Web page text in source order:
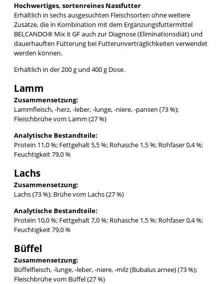
Hochwertiges, sortenreines Nassfutter
Erhältlich in sechs ausgesuchten Fleischsorten ohne weitere
Zusätze, die in Kombination mit dem Ergänzungsfuttermittel
BELCANDO® Mix it GF auch zur Diagnose (Eliminationsdiät) und
dauerhauften Fütterung bei Futterunverträglichkeiten verwendet
werden können.
Erhältlich in der 200 g und 400 g Dose.
Lamm
Zusammensetzung:
Lammfleisch, -herz, -leber, -lunge, -niere, -pansen (73 %);
Fleischbrühe vom Lamm (27 %)
Analytische Bestandteile:
Protein 11,0 %; Fettgehalt 5,5 %; Rohasche 1,5 %; Rohfaser 0,4 %;
Feuchtigkeit 79,0 %
Lachs
Zusammensetzung:
Lachs (73 %); Brühe vom Lachs (27 %)
Analytische Bestandteile:
Protein 10,0 %; Fettgehalt 7,0 %; Rohasche 1,5 %; Rohfaser 0,4 %;
Feuchtigkeit 79,0 %
Büffel
Zusammensetzung:
Büffelfleisch, -lunge, -leber, -niere, -milz (Bubalus arnee) (73 %);
Fleischbrühe vom Büffel (27 %)